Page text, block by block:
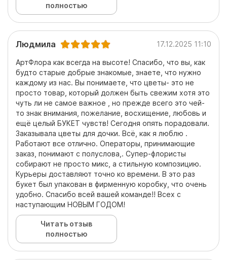
полностью
Людмила 17.12.2025 11:10
АртФлора как всегда на высоте! Спасибо, что вы, как
будто старые добрые знакомые, знаете, что нужно
каждому из нас. Вы понимаете, что цветы- это не
просто товар, который должен быть свежим хотя это
чуть ли не самое важное , но прежде всего это чей-
то знак внимания, пожелание, восхищение, любовь и
ещё целый БУКЕТ чувств! Сегодня опять порадовали.
Заказывала цветы для дочки. Всё, как я люблю .
Работают все отлично. Операторы, принимающие
заказ, понимают с полуслова,. Супер-флористы
собирают не просто микс, а стильную композицию.
Курьеры доставляют точно ко времени. В это раз
букет был упакован в фирменную коробку, что очень
удобно. Спасибо всей вашей команде!! Всех с
наступающим НОВЫМ ГОДОМ!
Читать отзыв
полностью